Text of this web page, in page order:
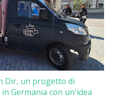
Dir, un progetto di
Germania con un'idea